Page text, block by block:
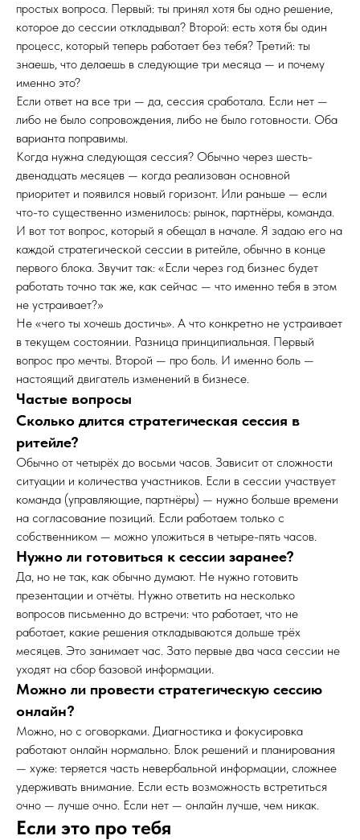
простых вопроса. Первый: ты принял хотя бы одно решение,
которое до сессии откладывал? Второй: есть хотя бы один
процесс, который теперь работает без тебя? Третий: ты
знаешь, что делаешь в следующие три месяца — и почему
именно это?
Если ответ на все три — да, сессия сработала. Если нет —
либо не было сопровождения, либо не было готовности. Оба
варианта поправимы.
Когда нужна следующая сессия? Обычно через шесть-
двенадцать месяцев — когда реализован основной
приоритет и появился новый горизонт. Или раньше — если
что-то существенно изменилось: рынок, партнёры, команда.
И вот тот вопрос, который я обещал в начале. Я задаю его на
каждой стратегической сессии в ритейле, обычно в конце
первого блока. Звучит так: «Если через год бизнес будет
работать точно так же, как сейчас — что именно тебя в этом
не устраивает?»
Не «чего ты хочешь достичь». А что конкретно не устраивает
в текущем состоянии. Разница принципиальная. Первый
вопрос про мечты. Второй — про боль. И именно боль —
настоящий двигатель изменений в бизнесе.
Частые вопросы
Сколько длится стратегическая сессия в
ритейле?
Обычно от четырёх до восьми часов. Зависит от сложности
ситуации и количества участников. Если в сессии участвует
команда (управляющие, партнёры) — нужно больше времени
на согласование позиций. Если работаем только с
собственником — можно уложиться в четыре-пять часов.
Нужно ли готовиться к сессии заранее?
Да, но не так, как обычно думают. Не нужно готовить
презентации и отчёты. Нужно ответить на несколько
вопросов письменно до встречи: что работает, что не
работает, какие решения откладываются дольше трёх
месяцев. Это занимает час. Зато первые два часа сессии не
уходят на сбор базовой информации.
Можно ли провести стратегическую сессию
онлайн?
Можно, но с оговорками. Диагностика и фокусировка
работают онлайн нормально. Блок решений и планирования
— хуже: теряется часть невербальной информации, сложнее
удерживать внимание. Если есть возможность встретиться
очно — лучше очно. Если нет — онлайн лучше, чем никак.
Если это про тебя